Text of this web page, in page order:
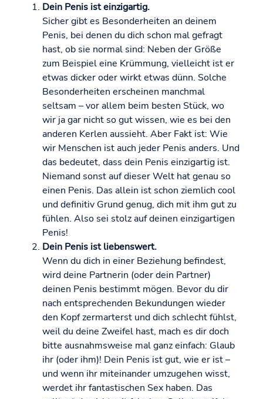
Dein Penis ist einzigartig.
Sicher gibt es Besonderheiten an deinem
Penis, bei denen du dich schon mal gefragt
hast, ob sie normal sind: Neben der Größe
zum Beispiel eine Krümmung, vielleicht ist er
etwas dicker oder wirkt etwas dünn. Solche
Besonderheiten erscheinen manchmal
seltsam – vor allem beim besten Stück, wo
wir ja gar nicht so gut wissen, wie es bei den
anderen Kerlen aussieht. Aber Fakt ist: Wie
wir Menschen ist auch jeder Penis anders. Und
das bedeutet, dass dein Penis einzigartig ist.
Niemand sonst auf dieser Welt hat genau so
einen Penis. Das allein ist schon ziemlich cool
und definitiv Grund genug, dich mit ihm gut zu
fühlen. Also sei stolz auf deinen einzigartigen
Penis!
Dein Penis ist liebenswert.
Wenn du dich in einer Beziehung befindest,
wird deine Partnerin (oder dein Partner)
deinen Penis bestimmt mögen. Bevor du dir
nach entsprechenden Bekundungen wieder
den Kopf zermarterst und dich schlecht fühlst,
weil du deine Zweifel hast, mach es dir doch
bitte ausnahmsweise mal ganz einfach: Glaub
ihr (oder ihm)! Dein Penis ist gut, wie er ist –
und wenn ihr miteinander umzugehen wisst,
werdet ihr fantastischen Sex haben. Das